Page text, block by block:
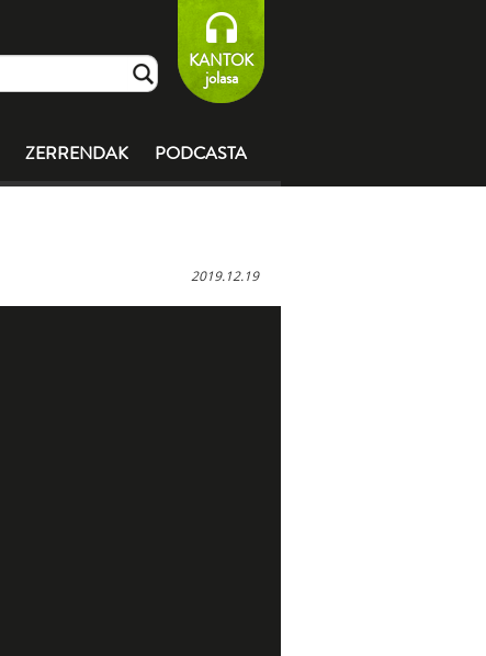
KANTOK
jolasa
ZERRENDAK PODCASTA
2019.12.19